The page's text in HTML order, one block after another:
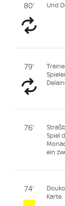
80' Und
79'
76'
Spiel
ein
74'
Karte.